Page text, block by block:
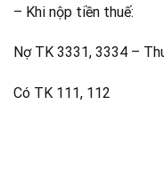
– Khi nộp tiền thuế:
Nợ TK 3331, 3334 –
Có TK 111, 112